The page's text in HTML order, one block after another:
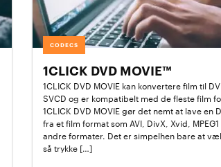
CODECS
1CLICK DVD MOVIE™
1CLICK DVD MOVIE kan konvertere film til
SVCD og er kompatibelt med de fleste film
1CLICK DVD MOVIE gør det nemt at lave en
fra et film format som AVI, DivX, Xvid,
andre formater. Det er simpelhen bare at
så trykke […]